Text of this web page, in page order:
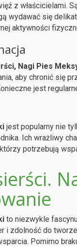
z właścicielami.
wydawać się
aktywności
Nagi Pies
aby chronić się
jest
jest popularny nie
Ich wrażliwy
potrzebują
to niezwykle
i zdolność do
Pomimo